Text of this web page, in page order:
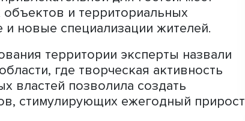
населения менее 50 000
городов Золотого кольца
в них выросло с одной до
типа) из-за небольшого
числом объектов,
в другом — в